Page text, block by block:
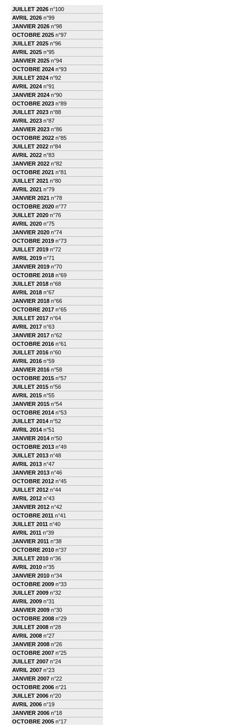
JUILLET 2026 n°100
AVRIL 2026 n°99
JANVIER 2026 n°98
OCTOBRE 2025 n°97
JUILLET 2025 n°96
AVRIL 2025 n°95
JANVIER 2025 n°94
OCTOBRE 2024 n°93
JUILLET 2024 n°92
AVRIL 2024 n°91
JANVIER 2024 n°90
OCTOBRE 2023 n°89
JUILLET 2023 n°88
AVRIL 2023 n°87
JANVIER 2023 n°86
OCTOBRE 2022 n°85
JUILLET 2022 n°84
AVRIL 2022 n°83
JANVIER 2022 n°82
OCTOBRE 2021 n°81
JUILLET 2021 n°80
AVRIL 2021 n°79
JANVIER 2021 n°78
OCTOBRE 2020 n°77
JUILLET 2020 n°76
AVRIL 2020 n°75
JANVIER 2020 n°74
OCTOBRE 2019 n°73
JUILLET 2019 n°72
AVRIL 2019 n°71
JANVIER 2019 n°70
OCTOBRE 2018 n°69
JUILLET 2018 n°68
AVRIL 2018 n°67
JANVIER 2018 n°66
OCTOBRE 2017 n°65
JUILLET 2017 n°64
AVRIL 2017 n°63
JANVIER 2017 n°62
OCTOBRE 2016 n°61
JUILLET 2016 n°60
AVRIL 2016 n°59
JANVIER 2016 n°58
OCTOBRE 2015 n°57
JUILLET 2015 n°56
AVRIL 2015 n°55
JANVIER 2015 n°54
OCTOBRE 2014 n°53
JUILLET 2014 n°52
AVRIL 2014 n°51
JANVIER 2014 n°50
OCTOBRE 2013 n°49
JUILLET 2013 n°48
AVRIL 2013 n°47
JANVIER 2013 n°46
OCTOBRE 2012 n°45
JUILLET 2012 n°44
AVRIL 2012 n°43
JANVIER 2012 n°42
OCTOBRE 2011 n°41
JUILLET 2011 n°40
AVRIL 2011 n°39
JANVIER 2011 n°38
OCTOBRE 2010 n°37
JUILLET 2010 n°36
AVRIL 2010 n°35
JANVIER 2010 n°34
OCTOBRE 2009 n°33
JUILLET 2009 n°32
AVRIL 2009 n°31
JANVIER 2009 n°30
OCTOBRE 2008 n°29
JUILLET 2008 n°28
AVRIL 2008 n°27
JANVIER 2008 n°26
OCTOBRE 2007 n°25
JUILLET 2007 n°24
AVRIL 2007 n°23
JANVIER 2007 n°22
OCTOBRE 2006 n°21
JUILLET 2006 n°20
AVRIL 2006 n°19
JANVIER 2006 n°18
OCTOBRE 2005 n°17